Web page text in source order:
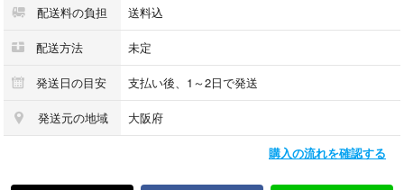
配送料の負担 送料込
配送方法 未定
発送日の目安 支払い後、1～2日で発送
発送元の地域 大阪府
購入の流れを確認する